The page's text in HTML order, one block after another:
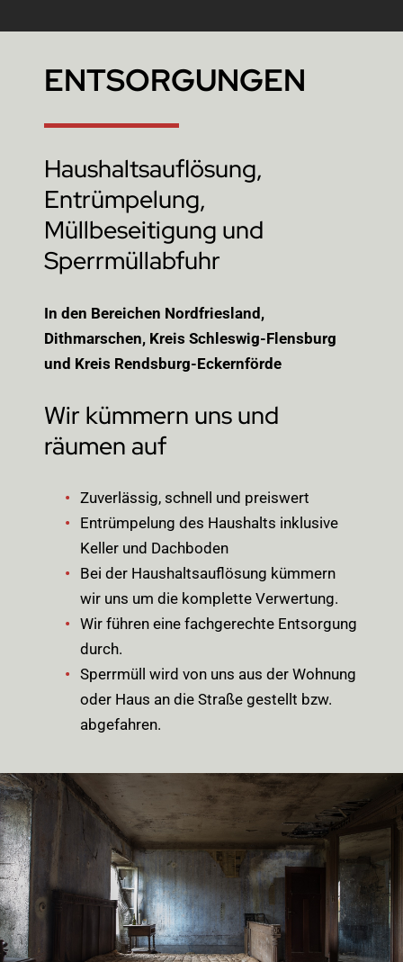
ENTSORGUNGEN
Haushaltsauflösung,
Entrümpelung,
Müllbeseitigung und
Sperrmüllabfuhr
In den Bereichen Nordfriesland,
Dithmarschen, Kreis Schleswig-Flensburg
und Kreis Rendsburg-Eckernförde
Wir kümmern uns und
räumen auf
Zuverlässig, schnell und preiswert
Entrümpelung des Haushalts inklusive
Keller und Dachboden
Bei der Haushaltsauflösung kümmern
wir uns um die komplette Verwertung.
Wir führen eine fachgerechte Entsorgung
durch.
Sperrmüll wird von uns aus der Wohnung
oder Haus an die Straße gestellt bzw.
abgefahren.